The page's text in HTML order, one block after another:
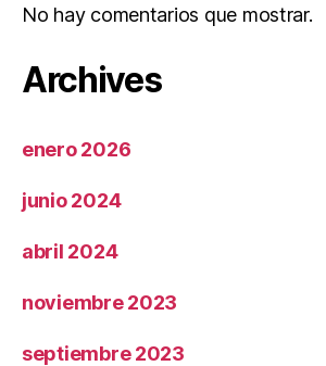
No hay comentarios que mostrar.
Archives
enero 2026
junio 2024
abril 2024
noviembre 2023
septiembre 2023